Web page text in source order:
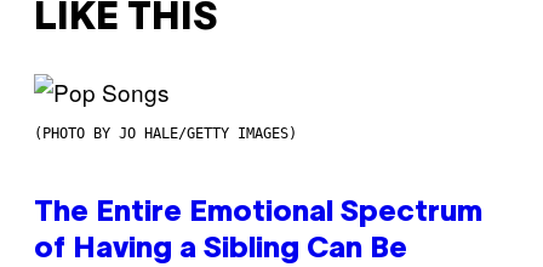
LIKE THIS
(PHOTO BY JO HALE/GETTY IMAGES)
The Entire Emotional Spectrum
of Having a Sibling Can Be